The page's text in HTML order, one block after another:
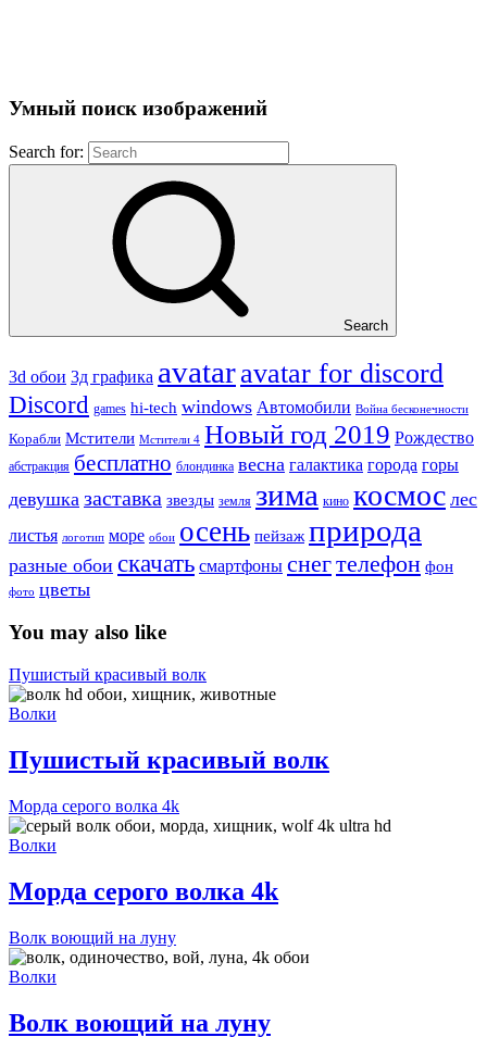
Умный поиск изображений
Search for:
Search
3d обои 3д графика avataravatar for discord
Discord games hi-tech windows Автомобили Война бесконечности
Корабли Мстители Мстители 4 Новый год 2019 Рождество
абстракция бесплатно блондинка весна галактика города горы
девушка заставка звезды земля зима кино космос лес
листья логотип море обои осень пейзаж природа
разные обои скачать смартфоны снегтелефон фон
фото цветы
You may also like
Пушистый красивый волк
Волки
Пушистый красивый волк
Морда серого волка 4k
Волки
Морда серого волка 4k
Волк воющий на луну
Волки
Волк воющий на луну